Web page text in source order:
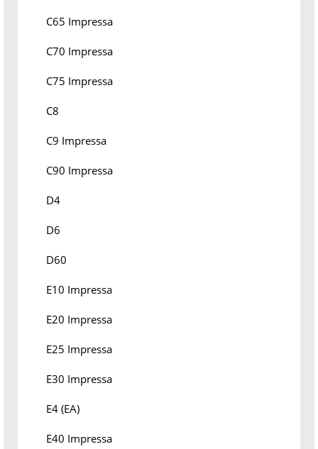
C65 Impressa
C70 Impressa
C75 Impressa
C8
C9 Impressa
C90 Impressa
D4
D6
D60
E10 Impressa
E20 Impressa
E25 Impressa
E30 Impressa
E4 (EA)
E40 Impressa